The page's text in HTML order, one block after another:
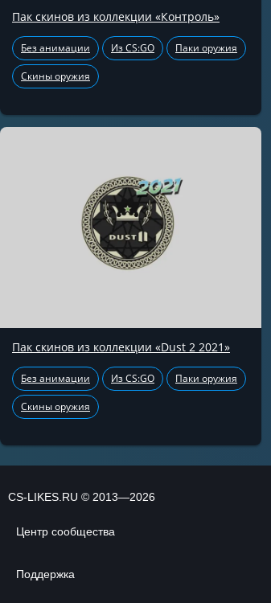
Пак скинов из коллекции «Контроль»
Без анимации Из CS:GO Паки оружия
Скины оружия
Пак скинов из коллекции «Dust 2 2021»
Без анимации Из CS:GO Паки оружия
Скины оружия
CS-LIKES.RU © 2013—2026
Центр сообщества
Поддержка